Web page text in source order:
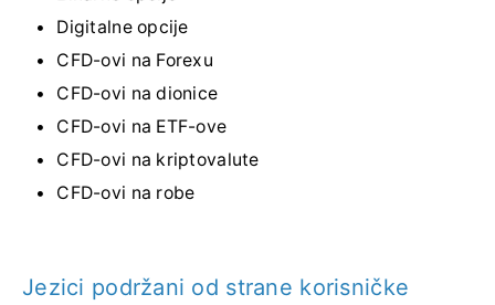
Digitalne opcije
CFD-ovi na Forexu
CFD-ovi na dionice
CFD-ovi na ETF-ove
CFD-ovi na kriptovalute
CFD-ovi na robe
Jezici podržani od strane korisničke